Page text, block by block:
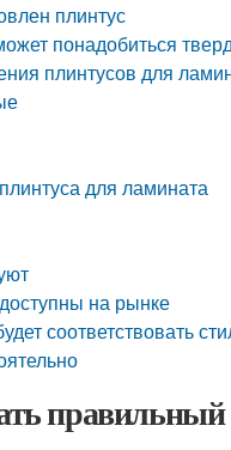
плинтус
понадобиться
плинтусов для
для ламината
на рынке
соответствовать